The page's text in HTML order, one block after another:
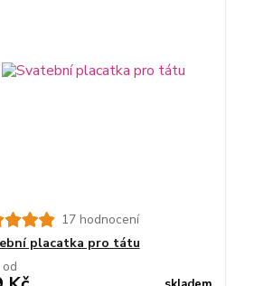
17 hodnocení
placatka pro tátu